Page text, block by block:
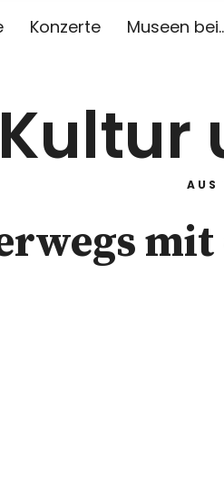
Konzerte Museen
Kultur
AUS
mit